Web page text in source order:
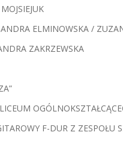
ELMINOWSKA /
ZAKRZEWSKA
F-DUR Z ZESPOŁU